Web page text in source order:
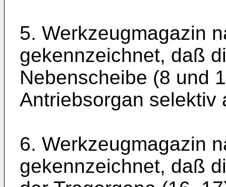
5. Werkzeugmagazin
gekennzeichnet, daß
Nebenscheibe (8 und
Antriebsorgan selektiv
6. Werkzeugmagazin
gekennzeichnet, daß